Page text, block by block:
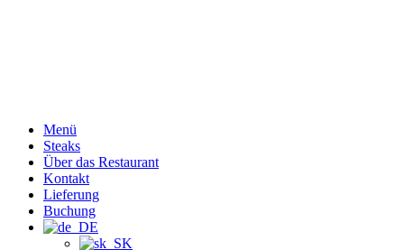
Menü
Steaks
Über das Restaurant
Kontakt
Lieferung
Buchung